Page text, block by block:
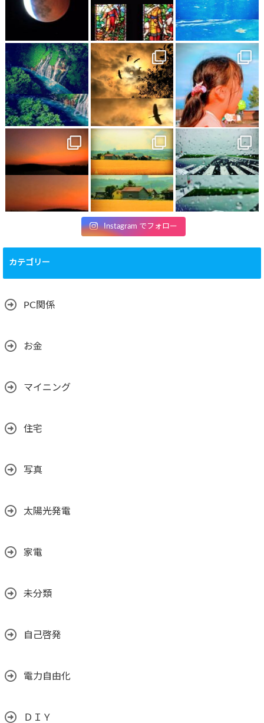
Instagram でフォロー
カテゴリー
PC関係
お金
マイニング
住宅
写真
太陽光発電
家電
未分類
自己啓発
電力自由化
ＤＩＹ